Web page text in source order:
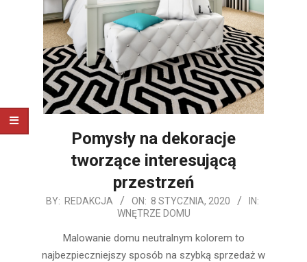
Pomysły na dekoracje
tworzące interesującą
przestrzeń
2020-
BY: REDAKCJA ON: 8 STYCZNIA, 2020
IN:
WNĘTRZE DOMU
Malowanie domu neutralnym kolorem to
najbezpieczniejszy sposób na szybką sprzedaż w